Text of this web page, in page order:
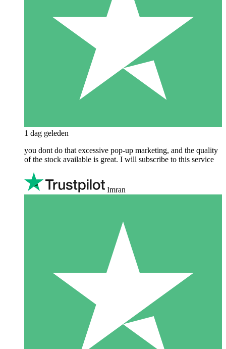
1 dag geleden
you dont do that excessive pop-up marketing, and the quality
of the stock available is great. I will subscribe to this service
Imran